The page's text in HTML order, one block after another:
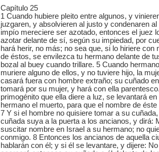
Capítulo 25
1 Cuando hubiere pleito entre algunos, y
juzgaren, y absolvieren al justo y condenaren
impío mereciere ser azotado, entonces el juez
azotar delante de sí, según su impiedad, por
hará herir, no más; no sea que, si lo hiriere
de éstos, se envilezca tu hermano delante de
bozal al buey cuando trillare. 5 Cuando
muriere alguno de ellos, y no tuviere hijo, la
casará fuera con hombre extraño; su cuñado
tomará por su mujer, y hará con ella
primogénito que ella diere a luz, se levantará
hermano el muerto, para que el nombre de
7 Y si el hombre no quisiere tomar a su
cuñada suya a la puerta a los ancianos, y dirá:
suscitar nombre en Israel a su hermano; no
conmigo. 8 Entonces los ancianos de aquella
hablarán con él; y si él se levantare, y dijere: